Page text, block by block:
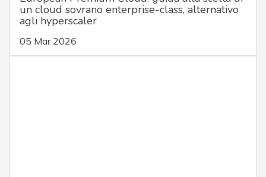
un cloud sovrano enterprise-class, alternativo
agli hyperscaler
05 Mar 2026